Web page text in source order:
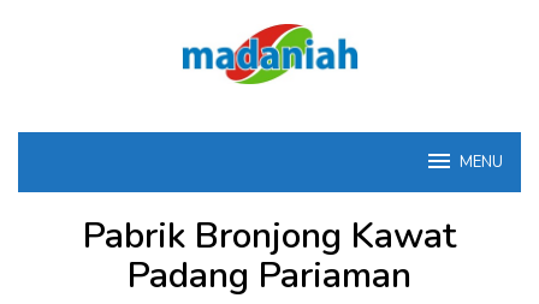
MENU
Pabrik Bronjong Kawat
Padang Pariaman